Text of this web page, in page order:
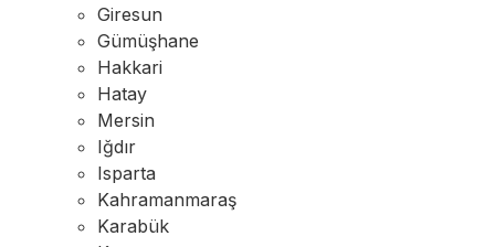
Giresun
Gümüşhane
Hakkari
Hatay
Mersin
Iğdır
Isparta
Kahramanmaraş
Karabük